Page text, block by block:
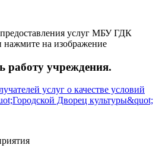
услуг МБУ ГДК
нажмите на изображение
работу учреждения.